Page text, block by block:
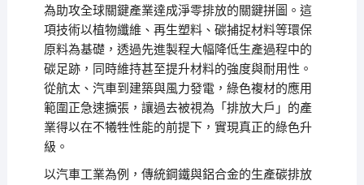
為助攻全球關鍵產業達成淨零排放的關鍵拼圖。這
項技術以植物纖維、再生塑料、碳捕捉材料等環保
原料為基礎，透過先進製程大幅降低生產過程中的
碳足跡，同時維持甚至提升材料的強度與耐用性。
從航太、汽車到建築與風力發電，綠色複材的應用
範圍正急速擴張，讓過去被視為「排放大戶」的產
業得以在不犧牲性能的前提下，實現真正的綠色升
級。
以汽車工業為例，傳統鋼鐵與鋁合金的生產碳排放